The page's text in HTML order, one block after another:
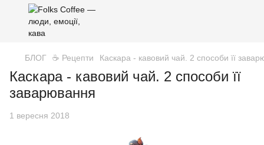
БЛОГ ☕️ Рецепти Каскара - кавовий чай. 2 способи її
Каскара - кавовий чай. 2 способи її
заварювання
1 вересня 2018